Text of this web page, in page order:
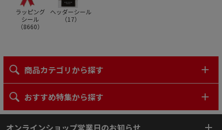
ラッピング
シール
（8660）
ヘッダーシール
（17）
商品カテゴリから探す
おすすめ特集から探す
オンラインショップ営業日のお知らせ